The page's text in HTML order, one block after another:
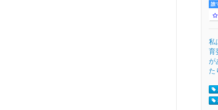
誰
私
育
が
た